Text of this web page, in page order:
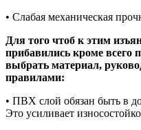
• Слабая механическая
Для того чтоб к этим
прибавились кроме всего
выбрать материал,
правилами:
• ПВХ слой обязан быть в
Это усиливает